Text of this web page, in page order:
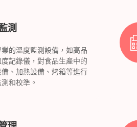
測
的溫度監測設備，如高品
度記錄儀，對食品生產中的
、加熱設備、烤箱等進行
和校準。